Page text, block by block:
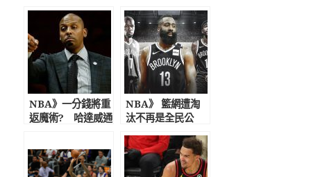
NBA》一分錢將重
返魔術? 哈達威通
NBA》 籃網遭淘
汰不再是全民公
是開始明年捲土重
來拼冠